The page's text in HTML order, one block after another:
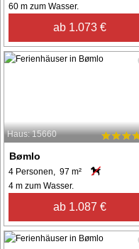
60 m zum Wasser.
ab 1.073 €
Haus: 15660
Bømlo
4 Personen, 97 m²
4 m zum Wasser.
ab 1.087 €